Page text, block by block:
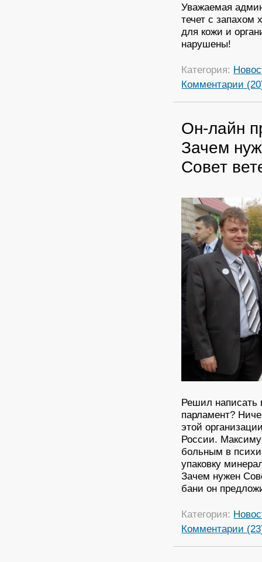
Уважаемая
течет с запахом
для кожи и
нарушены!
Категория:
Комментарии
Он-лайн
Зачем
Совет
Решил написать
парламент?
этой
России.
больным в
упаковку
Зачем нужен
бани он
Категория:
Комментарии